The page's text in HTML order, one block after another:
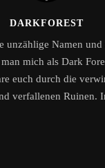
DARKFOREST
unzählige Namen
mich als Dark
euch durch die
verfallenen Ruinen.